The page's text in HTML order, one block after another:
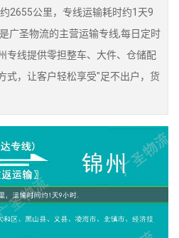
2655公里，专线运输耗时约1天9
广圣物流的主营运输专线,每日定时
专线提供零担整车、大件、仓储配
式，让客户轻松享受"足不出户，货